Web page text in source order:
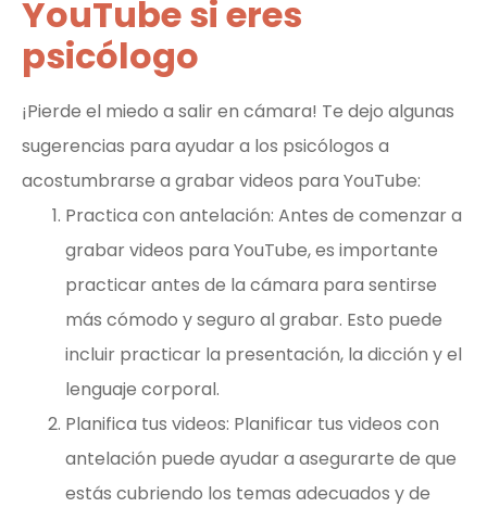
YouTube si eres
psicólogo
¡Pierde el miedo a salir en cámara! Te dejo algunas
sugerencias para ayudar a los psicólogos a
acostumbrarse a grabar videos para YouTube:
Practica con antelación: Antes de comenzar a
grabar videos para YouTube, es importante
practicar antes de la cámara para sentirse
más cómodo y seguro al grabar. Esto puede
incluir practicar la presentación, la dicción y el
lenguaje corporal.
Planifica tus videos: Planificar tus videos con
antelación puede ayudar a asegurarte de que
estás cubriendo los temas adecuados y de